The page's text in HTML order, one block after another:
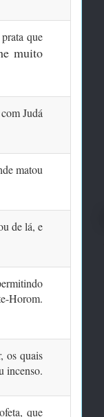
que
muito
Judá
matou
de lá, e
Horom.
os quais
incenso.
que